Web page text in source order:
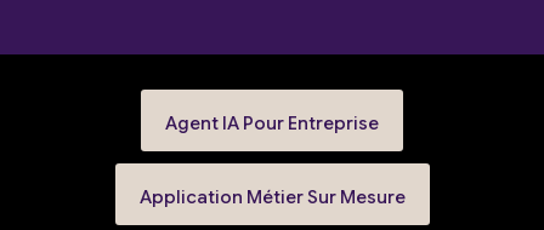
Agent IA Pour Entreprise
Application Métier Sur Mesure